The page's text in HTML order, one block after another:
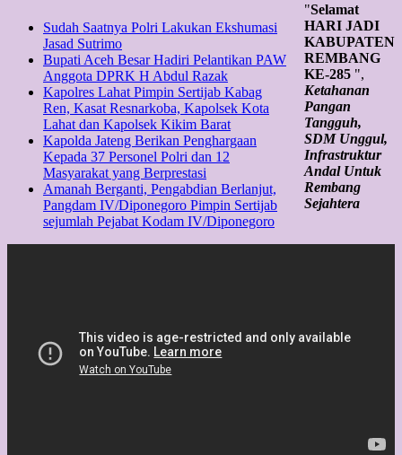
"Selamat
HARI JADI
KABUPATEN
REMBANG
KE-285 ",
Ketahanan
Pangan
Tangguh,
SDM Unggul,
Infrastruktur
Andal Untuk
Rembang
Sejahtera
Sudah Saatnya Polri Lakukan Ekshumasi
Jasad Sutrimo
Bupati Aceh Besar Hadiri Pelantikan PAW
Anggota DPRK H Abdul Razak
Kapolres Lahat Pimpin Sertijab Kabag
Ren, Kasat Resnarkoba, Kapolsek Kota
Lahat dan Kapolsek Kikim Barat
Kapolda Jateng Berikan Penghargaan
Kepada 37 Personel Polri dan 12
Masyarakat yang Berprestasi
Amanah Berganti, Pengabdian Berlanjut,
Pangdam IV/Diponegoro Pimpin Sertijab
sejumlah Pejabat Kodam IV/Diponegoro